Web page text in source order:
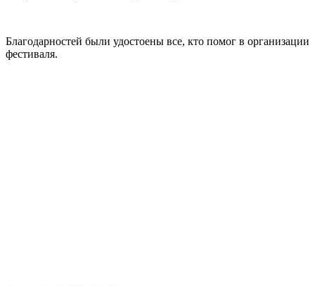
Благодарностей были удостоены все, кто помог в организации
фестиваля.